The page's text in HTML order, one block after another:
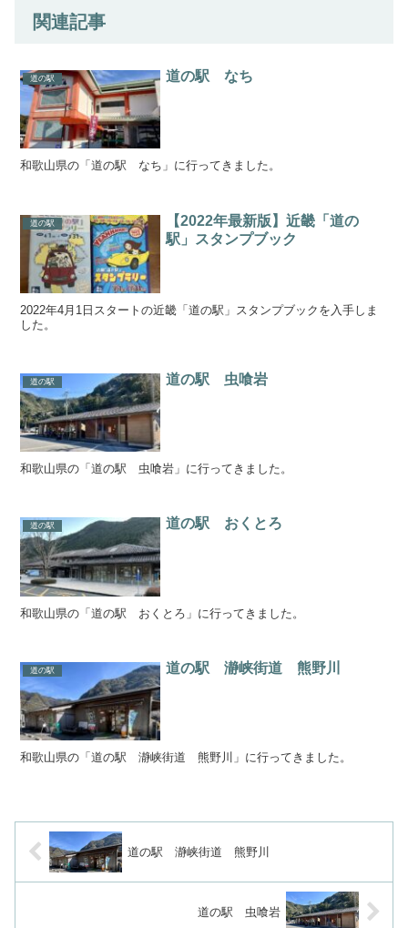
関連記事
道の駅 道の駅 なち
和歌山県の「道の駅 なち」に行ってきました。
道の駅
【2022年最新版】近畿「道の
駅」スタンプブック
2022年4月1日スタートの近畿「道の駅」スタンプブックを入手しま
した。
道の駅 道の駅 虫喰岩
和歌山県の「道の駅 虫喰岩」に行ってきました。
道の駅 道の駅 おくとろ
和歌山県の「道の駅 おくとろ」に行ってきました。
道の駅 道の駅 瀞峡街道 熊野川
和歌山県の「道の駅 瀞峡街道 熊野川」に行ってきました。
道の駅 瀞峡街道 熊野川
道の駅 虫喰岩